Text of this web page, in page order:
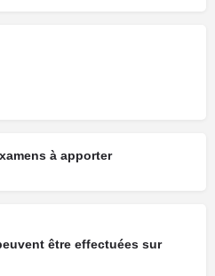
à apporter
être effectuées sur